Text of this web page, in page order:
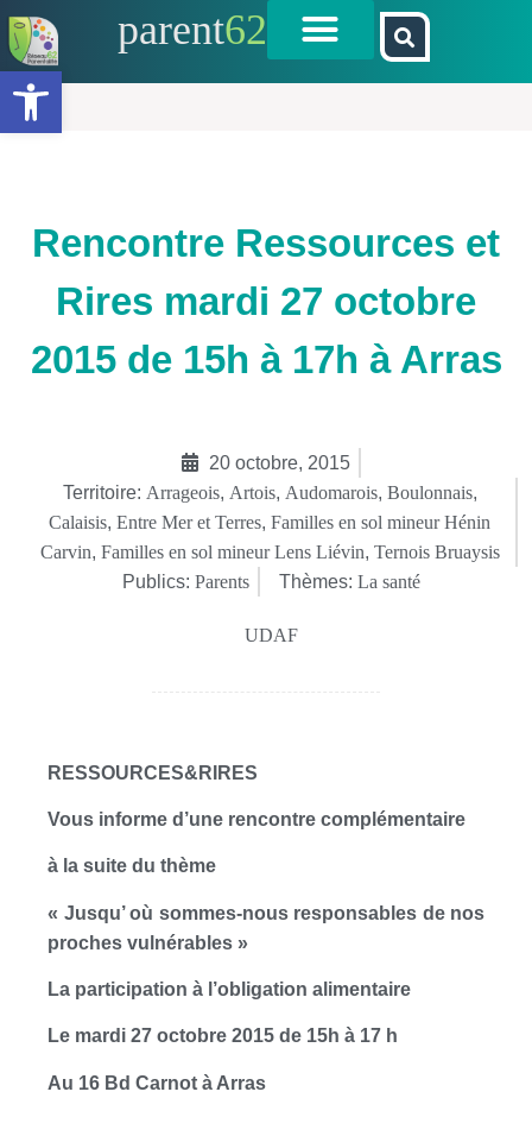
Ouvrir la barre d’outils
parent62
Rencontre Ressources et
Rires mardi 27 octobre
2015 de 15h à 17h à Arras
20 octobre, 2015
Territoire: Arrageois, Artois, Audomarois, Boulonnais,
Calaisis, Entre Mer et Terres, Familles en sol mineur Hénin
Carvin, Familles en sol mineur Lens Liévin, Ternois Bruaysis
Publics: Parents Thèmes: La santé
UDAF
RESSOURCES& RIRES
Vous informe d’une rencontre complémentaire
à la suite du thème
« Jusqu’ où sommes-nous responsables de nos
proches vulnérables »
La participation à l’obligation alimentaire
Le mardi 27 octobre 2015 de 15h à 17 h
Au 16 Bd Carnot à Arras